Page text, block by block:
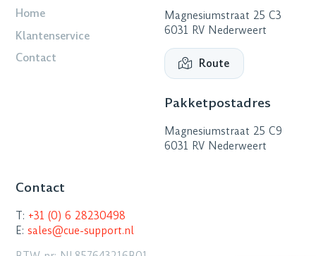
Home
Klantenservice
Contact
Magnesiumstraat 25 C3
6031 RV Nederweert
Route
Pakketpostadres
Magnesiumstraat 25 C9
6031 RV Nederweert
Contact
T: +31 (0) 6 28230498
E:sales@cue-support.nl